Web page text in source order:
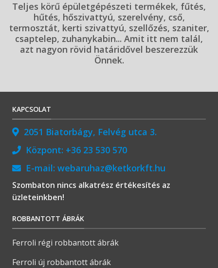
Teljes körű épületgépészeti termékek, fűtés,
hűtés, hőszivattyú, szerelvény, cső,
termosztát, kerti szivattyú, szellőzés, szaniter,
csaptelep, zuhanykabin... Amit itt nem talál,
azt nagyon rövid határidővel beszerezzük
Önnek.
KAPCSOLAT
2051 Biatorbágy, Felvég utca 3.
Központ: +36 23 530 570
E-mail: webaruhaz@ketkorkft.hu
Szombaton nincs alkatrész értékesítés az
üzleteinkben!
ROBBANTOTT ÁBRÁK
Ferroli régi robbantott ábrák
Ferroli új robbantott ábrák